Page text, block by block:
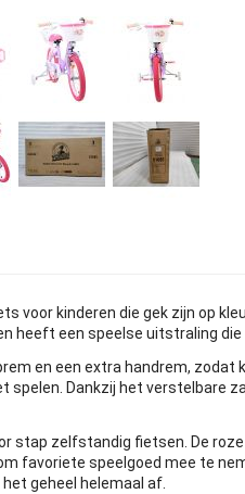
voor kinderen die gek zijn op
heeft een speelse uitstraling die
en een extra handrem, zodat
Dankzij het verstelbare
stap zelfstandig fietsen. De
favoriete speelgoed mee te
geheel helemaal af.